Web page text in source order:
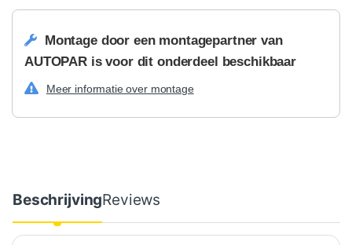
Montage door een montagepartner van
AUTOPAR is voor dit onderdeel beschikbaar
Meer informatie over montage
BeschrijvingReviews